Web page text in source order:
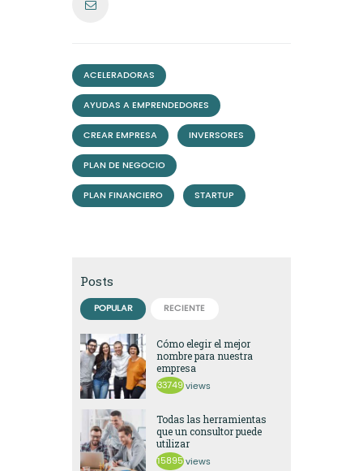
ACELERADORAS
AYUDAS A EMPRENDEDORES
CREAR EMPRESA INVERSORES
PLAN DE NEGOCIO
PLAN FINANCIERO STARTUP
Posts
POPULAR RECIENTE
Cómo elegir el mejor
nombre para nuestra
empresa
33749 views
Todas las herramientas
que un consultor puede
utilizar
15895 views